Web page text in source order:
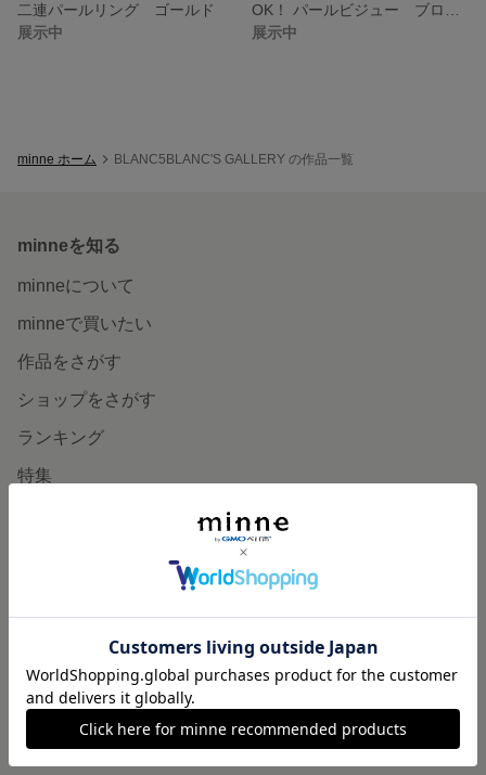
二連パールリング ゴールド
展示中
展示中
minne ホーム BLANC5BLANC'S GALLERY の作品一覧
minneを知る
minneについて
minneで買いたい
作品をさがす
ショップをさがす
ランキング
特集
ヴィンテージ販売
ダウンロード販売
minne PLUS
minne LAB